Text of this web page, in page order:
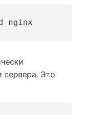
nginx
сервера. Это